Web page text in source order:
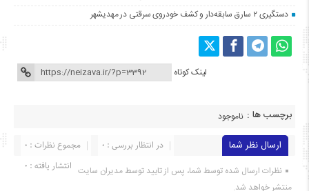
دستگیری ۲ سارق سابقه‌دار و کشف خودروی سرقتی در مهدیشهر
لینک کوتاه
برچسب ها : ناموجود
ارسال نظر شما مجموع نظرات : 0
در انتظار بررسی : 0
انتشار یافته : ۰ نظرات ارسال شده توسط شما، پس از تایید توسط مدیران سایت
منتشر خواهد شد.